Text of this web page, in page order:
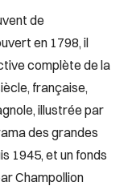
de
en 1798, il
complète de la
française,
illustrée par
des grandes
1945, et un fonds
Champollion